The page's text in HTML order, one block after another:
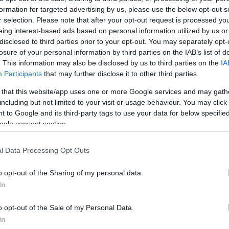
for targeted advertising by us, please use the below opt-out
selection. Please note that after your opt-out request is processed
interest-based ads based on personal information utilized by us
to third parties prior to your opt-out. You may separately
of your personal information by third parties on the IAB’s list of
This information may also be disclosed by us to third parties on the
Participants that may further disclose it to other third parties.
that this website/app uses one or more Google services and may
but not limited to your visit or usage behaviour. You may
to Google and its third-party tags to use your data for below
consent section.
Data Processing Opt Outs
opt-out of the Sharing of my personal data.
opt-out of the Sale of my Personal Data.
Jelszó Emlékezzen rám
Regisztráció
szaknévsora
KERTÉSZ ÉS KERTÉSZET REGISZTRÁCIÓ NÖVÉNYKATALÓGUS